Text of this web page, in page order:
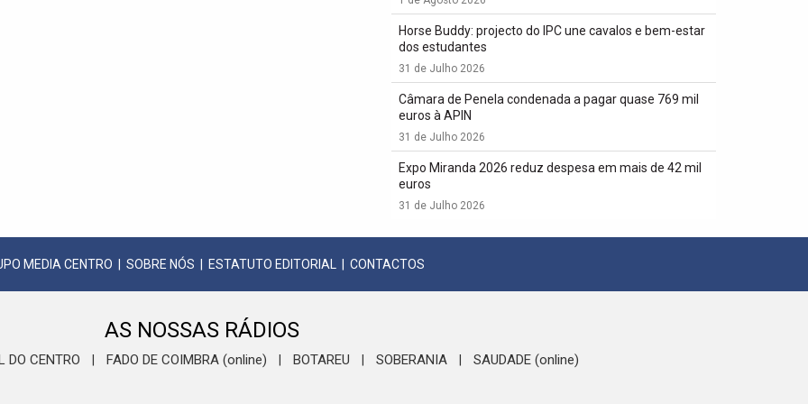
Horse Buddy: projecto do IPC une cavalos e bem-estar
dos estudantes
31 de Julho 2026
Câmara de Penela condenada a pagar quase 769 mil
euros à APIN
31 de Julho 2026
Expo Miranda 2026 reduz despesa em mais de 42 mil
euros
31 de Julho 2026
MEDIA CENTRO SOBRE NÓS ESTATUTO EDITORIAL CONTACTOS
AS NOSSAS RÁDIOS
DO CENTRO FADO DE COIMBRA (online) BOTAREU SOBERANIA SAUDADE (online)